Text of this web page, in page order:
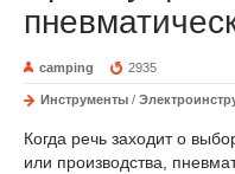
camping 2935
Инструменты /
Когда речь заходит о
или производства,